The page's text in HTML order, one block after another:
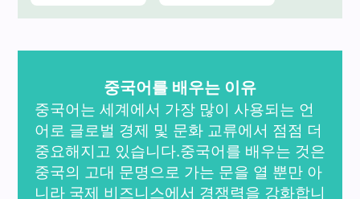
중국어를 배우는 이유
중국어는 세계에서 가장 많이 사용되는 언
어로 글로벌 경제 및 문화 교류에서 점점 더
중요해지고 있습니다.중국어를 배우는 것은
중국의 고대 문명으로 가는 문을 열 뿐만 아
니라 국제 비즈니스에서 경쟁력을 강화합니